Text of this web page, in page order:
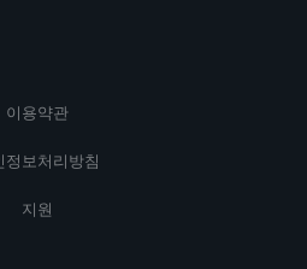
이용약관
정보처리방침
지원